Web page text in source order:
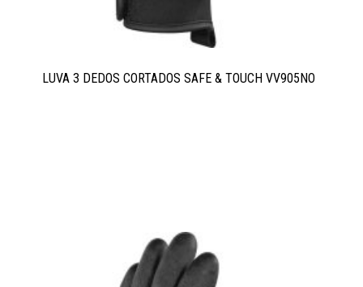
LUVA 3 DEDOS CORTADOS SAFE & TOUCH VV905NO